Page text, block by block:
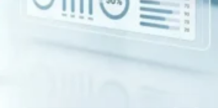
🩺تشخیص‌ودرمان
💬مشاوره
🛡️مشاوره پیشگیری
♀️قلب بانوان